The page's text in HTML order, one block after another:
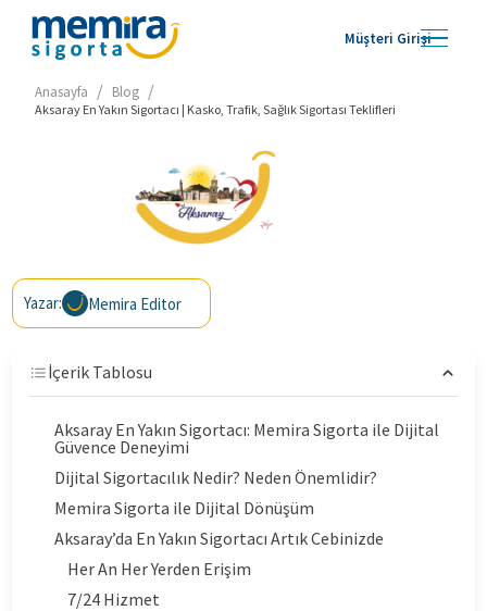
Müşteri Girişi
Anasayfa / Blog /
Aksaray En Yakın Sigortacı | Kasko, Trafik, Sağlık Sigortası Teklifleri
Yazar: Memira Editor
İçerik Tablosu
Aksaray En Yakın Sigortacı: Memira Sigorta ile Dijital
Güvence Deneyimi
Dijital Sigortacılık Nedir? Neden Önemlidir?
Memira Sigorta ile Dijital Dönüşüm
Aksaray’da En Yakın Sigortacı Artık Cebinizde
Her An Her Yerden Erişim
7/24 Hizmet